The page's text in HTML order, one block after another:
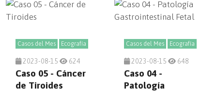
Casos del Mes Ecografía
2023-08-15 624
Caso 05 - Cáncer
de Tiroides
Casos del Mes Ecografía
2023-08-15 648
Caso 04 -
Patología